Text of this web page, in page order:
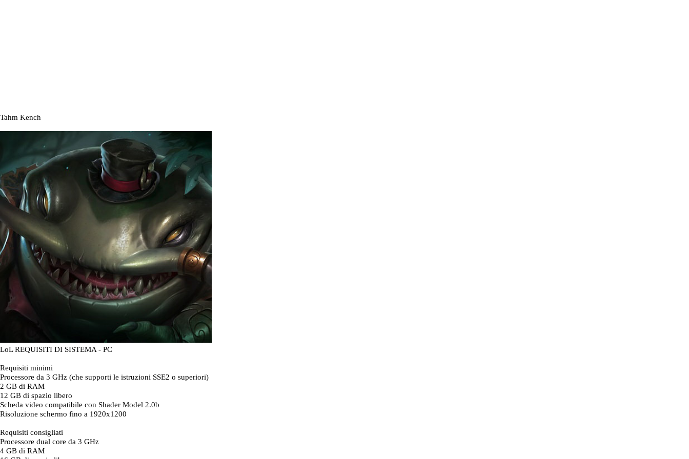
Tahm Kench
LoL REQUISITI DI SISTEMA - PC
Requisiti minimi
Processore da 3 GHz (che supporti le istruzioni SSE2 o superiori)
2 GB di RAM
12 GB di spazio libero
Scheda video compatibile con Shader Model 2.0b
Risoluzione schermo fino a 1920x1200
Requisiti consigliati
Processore dual core da 3 GHz
4 GB di RAM